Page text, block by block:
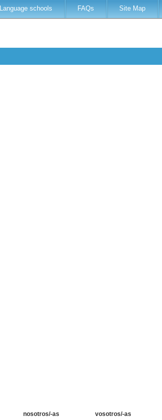
Language schools FAQs Site Map
nosotros/-as vosotros/-as